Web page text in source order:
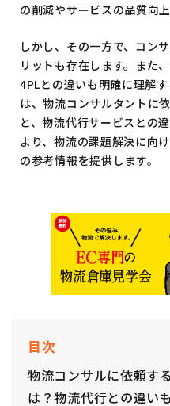
の削減やサービスの品質向上
しかし、その一方で、コン
リットも存在します。また
4PLとの違いも明確に理解
は、物流コンサルタントに
と、物流代行サービスとの
より、物流の課題解決に向
の参考情報を提供します。
目次
物流コンサルに依頼す
は？物流代行との違い